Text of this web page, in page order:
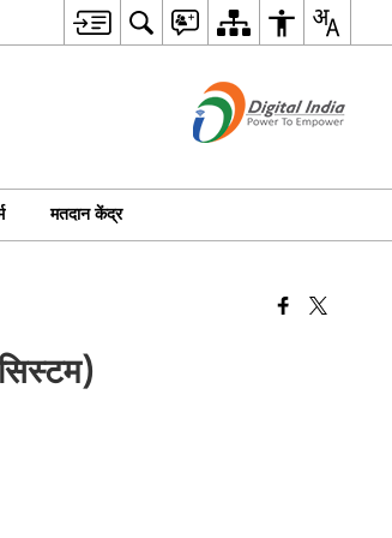
मतदान केंद्र